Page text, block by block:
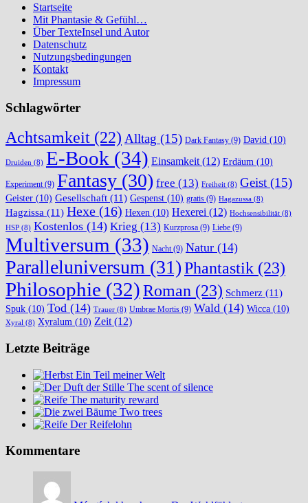
Startseite
Mit Phantasie & Gefühl…
Über TexteInsel und Autor
Datenschutz
Nutzungsbedingungen
Kontakt
Impressum
Schlagwörter
Achtsamkeit (22) Alltag (15) Dark Fantasy (9) David (10)
Druiden (8) E-Book (34) Einsamkeit (12) Erdäum (10)
Experiment(9) Fantasy (30) free (13) Freiheit (8) Geist (15)
Geister (10) Gesellschaft (11) Gespenst (10) gratis (9) Hagazussa (8)
Hagzissa (11) Hexe (16) Hexen (10) Hexerei (12) Hochsensibilität (8)
HSP (8) Kostenlos (14) Krieg (13) Kurzprosa (9) Liebe (9)
Multiversum (33) Nacht(9) Natur (14)
Paralleluniversum (31)Phantastik (23)
Philosophie (32)Roman (23) Schmerz (11)
Spuk (10) Tod (14) Trauer (8) Umbrae Mortis (9) Wald (14) Wicca (10)
Xyral (8) Xyralum (10) Zeit (12)
Letzte Beiträge
Ein Teil meiner Welt
The scent of silence
The maturity reward
Two trees
Der Reifelohn
Kommentare